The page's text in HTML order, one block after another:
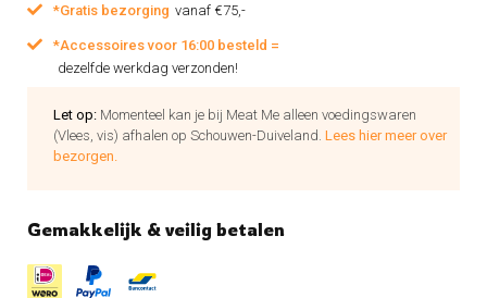
*Gratis bezorging vanaf €75,-
*Accessoires voor 16:00 besteld =
dezelfde werkdag verzonden!
Let op: Momenteel kan je bij Meat Me alleen voedingswaren
(Vlees, vis) afhalen op Schouwen-Duiveland. Lees hier meer over
bezorgen.
Gemakkelijk & veilig betalen